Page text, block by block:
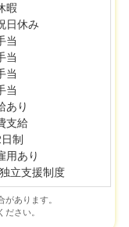
暇
日休み
当
当
当
当
あり
支給
制
用あり
立支援制度
あります。
さい。